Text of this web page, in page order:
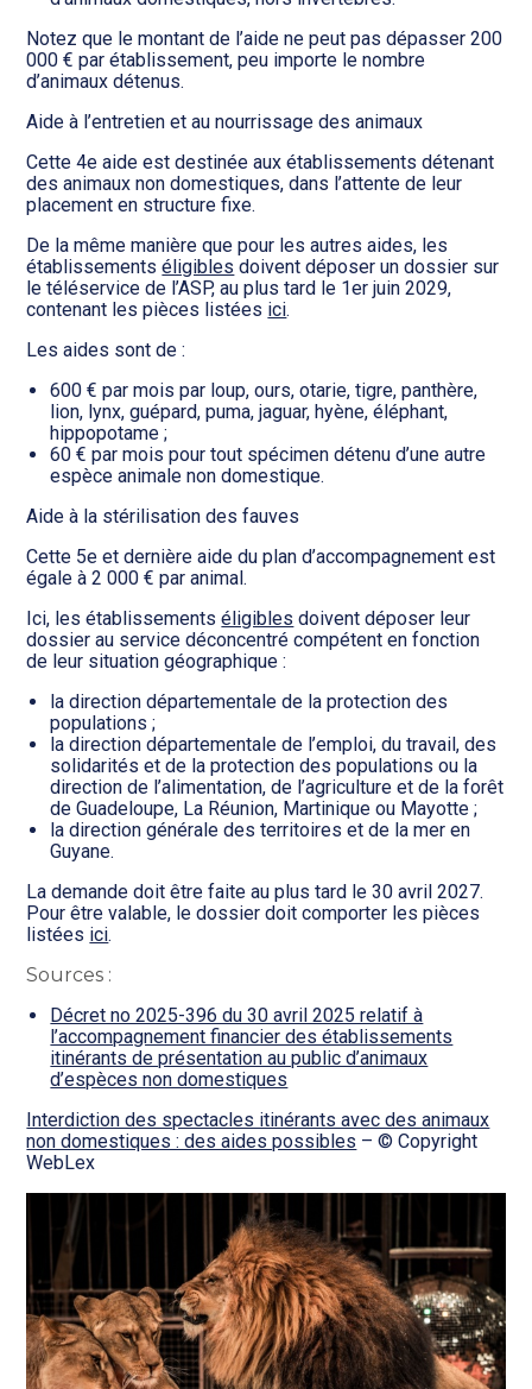
Notez que le montant de l’aide ne peut pas dépasser 200
000 € par établissement, peu importe le nombre
d’animaux détenus.
Aide à l’entretien et au nourrissage des animaux
Cette 4e aide est destinée aux établissements détenant
des animaux non domestiques, dans l’attente de leur
placement en structure fixe.
De la même manière que pour les autres aides, les
établissementséligibles doivent déposer un dossier sur
le téléservice de l’ASP, au plus tard le 1er juin 2029,
contenant les pièces listées ici.
Les aides sont de :
600 € par mois par loup, ours, otarie, tigre, panthère,
lion, lynx, guépard, puma, jaguar, hyène, éléphant,
hippopotame ;
60 € par mois pour tout spécimen détenu d’une autre
espèce animale non domestique.
Aide à la stérilisation des fauves
Cette 5e et dernière aide du plan d’accompagnement est
égale à 2 000 € par animal.
Ici, les établissementséligibles doivent déposer leur
dossier au service déconcentré compétent en fonction
de leur situation géographique :
la direction départementale de la protection des
populations ;
la direction départementale de l’emploi, du travail, des
solidarités et de la protection des populations ou la
direction de l’alimentation, de l’agriculture et de la forêt
de Guadeloupe, La Réunion, Martinique ou Mayotte ;
la direction générale des territoires et de la mer en
Guyane.
La demande doit être faite au plus tard le 30 avril 2027.
Pour être valable, le dossier doit comporter les pièces
listées ici.
Sources :
Décret no 2025-396 du 30 avril 2025 relatif à
l’accompagnement financier des établissements
itinérants de présentation au public d’animaux
d’espèces non domestiques
Interdiction des spectacles itinérants avec des animaux
non domestiques : des aides possibles – © Copyright
WebLex